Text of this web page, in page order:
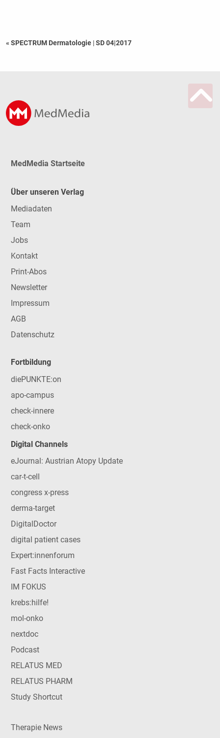
« SPECTRUM Dermatologie |SD 04|2017
MedMedia Startseite
Über unseren Verlag
Mediadaten
Team
Jobs
Kontakt
Print-Abos
Newsletter
Impressum
AGB
Datenschutz
Fortbildung
diePUNKTE:on
apo-campus
check-innere
check-onko
Digital Channels
eJournal: Austrian Atopy Update
car-t-cell
congress x-press
derma-target
DigitalDoctor
digital patient cases
Expert:innenforum
Fast Facts Interactive
IM FOKUS
krebs:hilfe!
mol-onko
nextdoc
Podcast
RELATUS MED
RELATUS PHARM
Study Shortcut
Therapie News